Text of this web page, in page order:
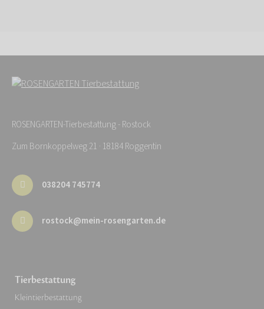
ROSENGARTEN-Tierbestattung - Rostock
Zum Bornkoppelweg 21 · 18184 Roggentin
038204 745774
rostock@mein-rosengarten.de
Tierbestattung
Kleintierbestattung